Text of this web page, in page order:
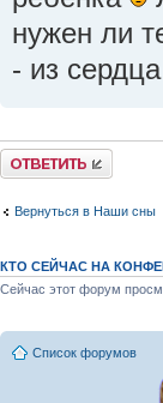
нужен ли
- из
Ответить
Вернуться в Наши сны
КТО СЕЙЧАС НА
Сейчас этот форум
Список форумов